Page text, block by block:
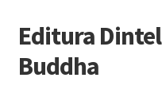
Sari
la
navigare
Sari
la
conținut
Editura
Buddha